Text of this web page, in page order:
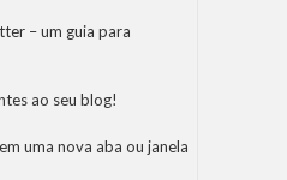
– um guia para
ao seu blog!
uma nova aba ou janela